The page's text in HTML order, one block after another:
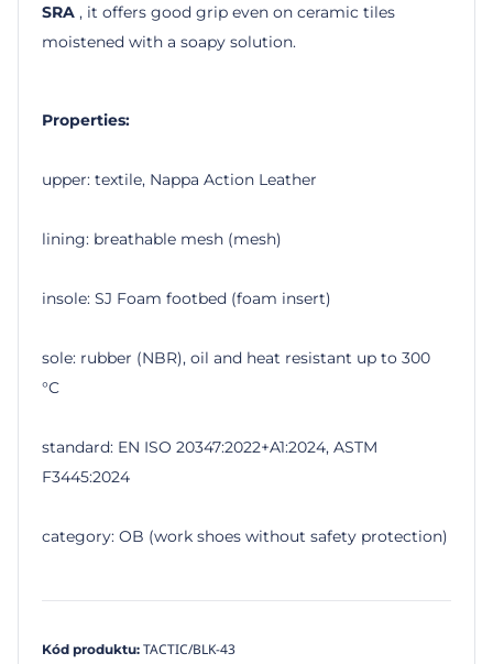
SRA , it offers good grip even on ceramic tiles
moistened with a soapy solution.
Properties:
upper: textile, Nappa Action Leather
lining: breathable mesh (mesh)
insole: SJ Foam footbed (foam insert)
sole: rubber (NBR), oil and heat resistant up to 300
°C
standard: EN ISO 20347:2022+A1:2024, ASTM
F3445:2024
category: OB (work shoes without safety protection)
Kód produktu: TACTIC/BLK-43